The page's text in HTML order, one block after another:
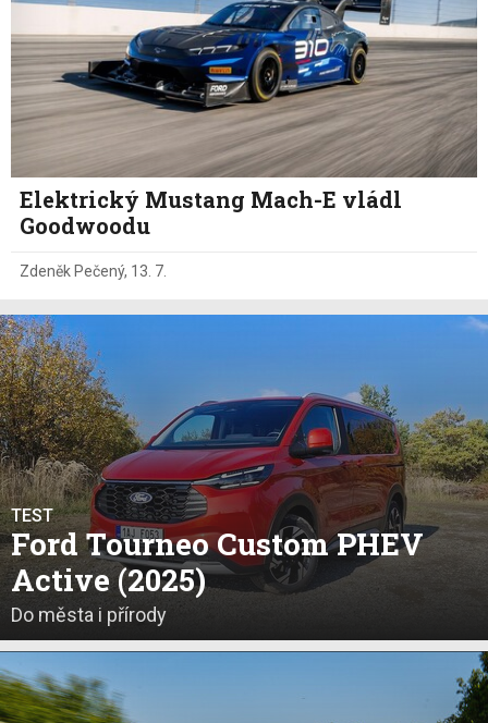
Elektrický Mustang Mach-E vládl
Goodwoodu
Zdeněk Pečený, 13. 7.
TEST
Ford Tourneo Custom PHEV
Active (2025)
Do města i přírody